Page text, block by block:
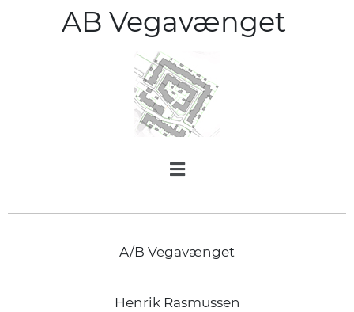
AB Vegavænget
A/B Vegavænget
Henrik Rasmussen